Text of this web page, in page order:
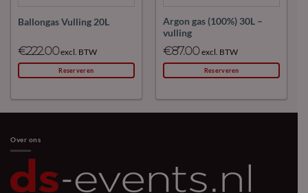
Ballongas Vulling 20L
€222.00excl. BTW
Reserveren
Argon gas (100%) 30L –
vulling
€87.00excl. BTW
Reserveren
Over ons